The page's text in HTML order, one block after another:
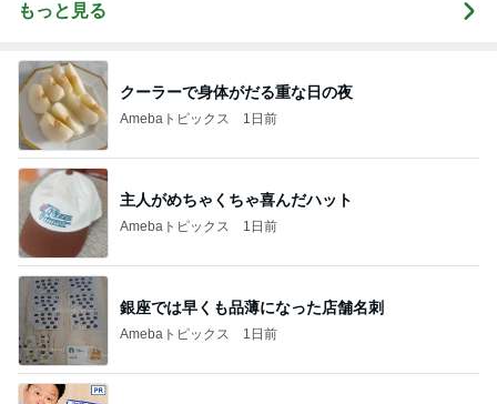
もっと見る
クーラーで身体がだる重な日の夜
Amebaトピックス 1日前
主人がめちゃくちゃ喜んだハット
Amebaトピックス 1日前
銀座では早くも品薄になった店舗名刺
Amebaトピックス 1日前